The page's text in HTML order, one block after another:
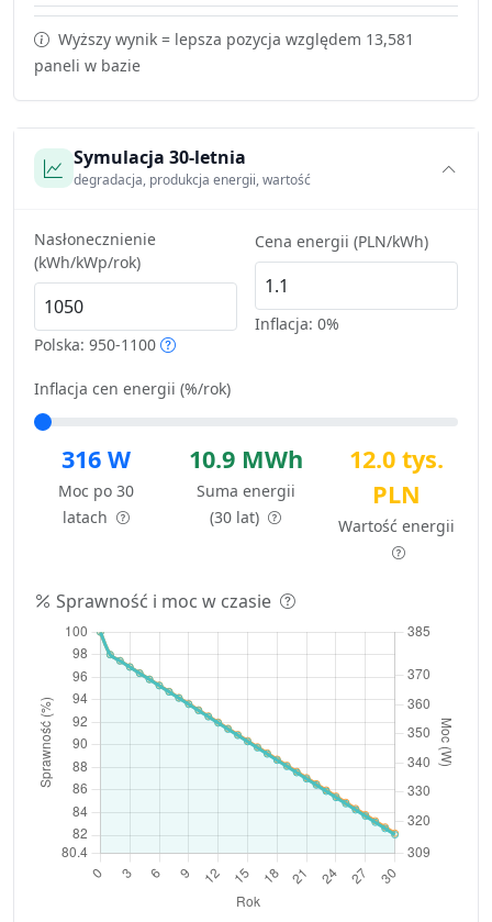
Wyższy wynik = lepsza pozycja względem 13,581
paneli w bazie
Symulacja 30-letnia
degradacja, produkcja energii, wartość
Nasłonecznienie
(kWh/kWp/rok)
Polska: 950-1100
Cena energii (PLN/kWh)
Inflacja: 0%
Inflacja cen energii (%/rok)
316 W
Moc po 30
latach
10.9 MWh
Suma energii
(30 lat)
12.0 tys.
PLN
Wartość energii
Sprawność i moc w czasie